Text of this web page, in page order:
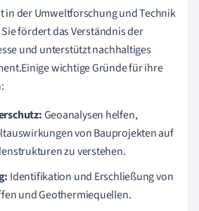
in der Umweltforschung und Technik
fördert das Verständnis der
und unterstützt nachhaltiges
wichtige Gründe für ihre
Geoanalysen helfen,
von Bauprojekten auf
zu verstehen.
Identifikation und Erschließung von
und Geothermiequellen.